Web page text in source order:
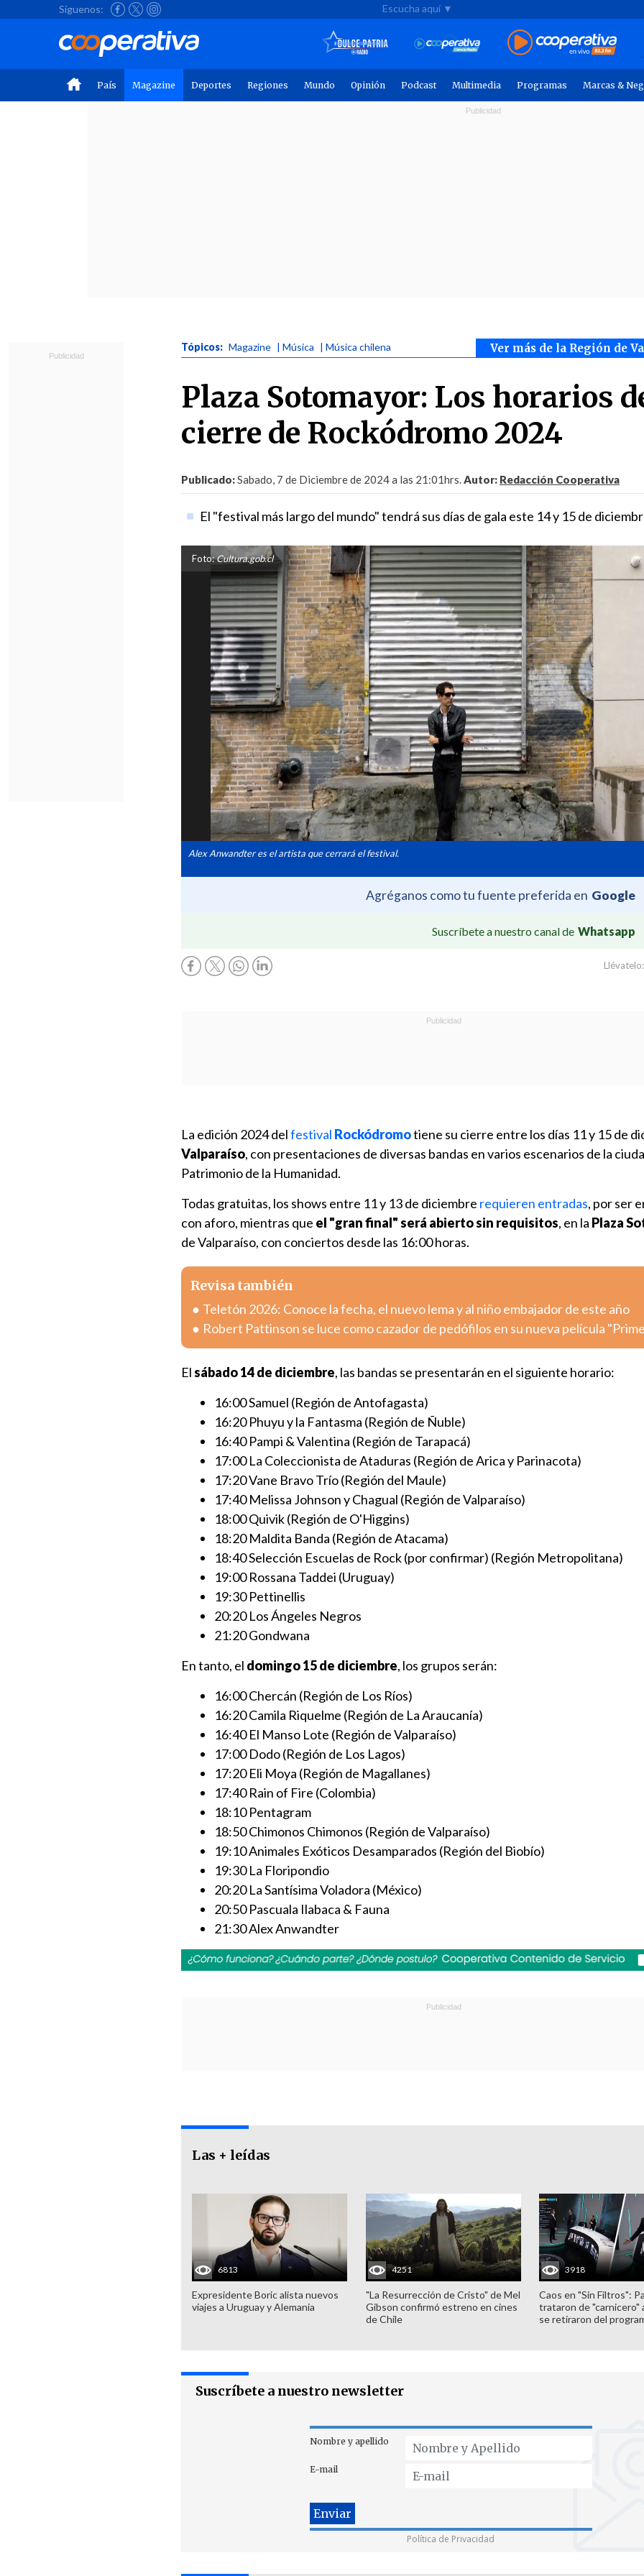
Síguenos: Escucha aquí ▼
País Magazine Deportes Regiones Mundo Opinión Podcast Multimedia Programas Marcas &
Ver más de la Región de
Tópicos: Magazine | Música | Música chilena
Plaza Sotomayor: Los horarios
cierre de Rockódromo 2024
Publicado:Sabado, 7 de Diciembre de 2024 a las 21:01hrs.Autor: Redacción Cooperativa
El "festival más largo del mundo" tendrá sus días de gala este 14 y 15 de
Foto:Cultura.gob.cl
Alex Anwandter es el artista que cerrará el festival.
Agréganos como tu fuente preferida en Google
Suscríbete a nuestro canal de Whatsapp
Llévatelo:
La edición 2024 delfestival Rockódromotiene su cierre entre los días 11 y 15 de
Valparaíso, con presentaciones de diversas bandas en varios escenarios de la
Patrimonio de la Humanidad.
Todas gratuitas, los shows entre 11 y 13 de diciembre requieren entradas, por ser
con aforo, mientras que el "gran final" será abierto sin requisitos, en la Plaza
de Valparaíso, con conciertos desde las 16:00 horas.
Revisa también
Teletón 2026: Conoce la fecha, el nuevo lema y al niño embajador de este año
Robert Pattinson se luce como cazador de pedófilos en su nueva película
Elsábado 14 de diciembre, las bandas se presentarán en el siguiente horario:
16:00 Samuel (Región de Antofagasta)
16:20 Phuyu y la Fantasma (Región de Ñuble)
16:40 Pampi & Valentina (Región de Tarapacá)
17:00 La Coleccionista de Ataduras (Región de Arica y Parinacota)
17:20 Vane Bravo Trío (Región del Maule)
17:40 Melissa Johnson y Chagual (Región de Valparaíso)
18:00 Quivik (Región de O'Higgins)
18:20 Maldita Banda (Región de Atacama)
18:40 Selección Escuelas de Rock (por confirmar) (Región Metropolitana)
19:00 Rossana Taddei (Uruguay)
19:30 Pettinellis
20:20 Los Ángeles Negros
21:20 Gondwana
En tanto, el domingo 15 de diciembre, los grupos serán:
16:00 Chercán (Región de Los Ríos)
16:20 Camila Riquelme (Región de La Araucanía)
16:40 El Manso Lote (Región de Valparaíso)
17:00 Dodo (Región de Los Lagos)
17:20 Eli Moya (Región de Magallanes)
17:40 Rain of Fire (Colombia)
18:10 Pentagram
18:50 Chimonos Chimonos (Región de Valparaíso)
19:10 Animales Exóticos Desamparados (Región del Biobío)
19:30 La Floripondio
20:20 La Santísima Voladora (México)
20:50 Pascuala Ilabaca & Fauna
21:30 Alex Anwandter
Las + leídas
6813
Expresidente Boric alista nuevos
viajes a Uruguay y Alemania
4251
"La Resurrección de Cristo" de Mel
Gibson confirmó estreno en cines
de Chile
3918
Caos en "Sin Filtros":
trataron de "carnicero"
se retiraron del
Suscríbete a nuestro newsletter
Nombre y apellido
E-mail
Política de Privacidad